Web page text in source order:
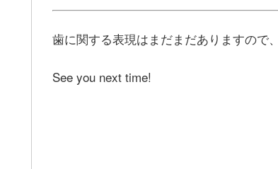
歯に関する表現はまだまだありますので
See you next time!